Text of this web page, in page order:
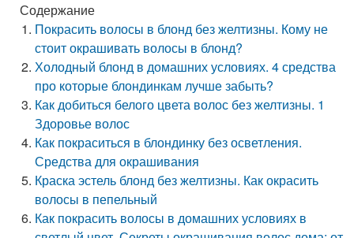
Содержание
Покрасить волосы в блонд без желтизны. Кому не
стоит окрашивать волосы в блонд?
Холодный блонд в домашних условиях. 4 средства
про которые блондинкам лучше забыть?
Как добиться белого цвета волос без желтизны. 1
Здоровье волос
Как покраситься в блондинку без осветления.
Средства для окрашивания
Краска эстель блонд без желтизны. Как окрасить
волосы в пепельный
Как покрасить волосы в домашних условиях в